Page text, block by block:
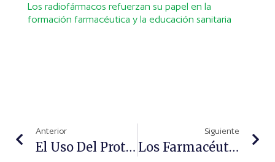
Los radiofármacos refuerzan su papel en la
formación farmacéutica y la educación sanitaria
Anterior
El Uso Del Protector Solar Reduce La Intensidad De La Hiperpigmentación De La Piel En Un 50%
Siguiente
Los Farmacéuticos Urgen A Recuperar Medidas Para Garantizar El Acceso A Los Medicamentos